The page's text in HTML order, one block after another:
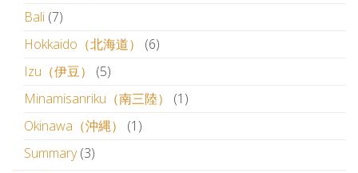
Bali (7)
Hokkaido（北海道）
(6)
Izu（伊豆）
(5)
Minamisanriku（南三陸）
(1)
Okinawa（沖縄）
(1)
Summary(3)